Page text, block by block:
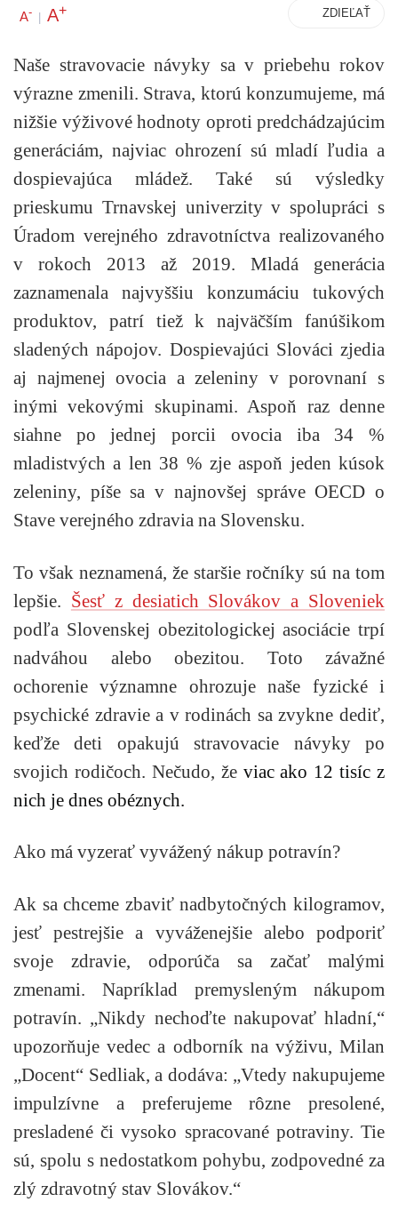
A- | A+ ZDIEĽAŤ
Naše stravovacie návyky sa v priebehu rokov
výrazne zmenili. Strava, ktorú konzumujeme, má
nižšie výživové hodnoty oproti predchádzajúcim
generáciám, najviac ohrození sú mladí ľudia a
dospievajúca mládež. Také sú výsledky
prieskumu Trnavskej univerzity v spolupráci s
Úradom verejného zdravotníctva realizovaného
v rokoch 2013 až 2019. Mladá generácia
zaznamenala najvyššiu konzumáciu tukových
produktov, patrí tiež k najväčším fanúšikom
sladených nápojov. Dospievajúci Slováci zjedia
aj najmenej ovocia a zeleniny v porovnaní s
inými vekovými skupinami. Aspoň raz denne
siahne po jednej porcii ovocia iba 34 %
mladistvých a len 38 % zje aspoň jeden kúsok
zeleniny, píše sa v najnovšej správe OECD o
Stave verejného zdravia na Slovensku.
To však neznamená, že staršie ročníky sú na tom
lepšie. Šesť z desiatich Slovákov a Sloveniek
podľa Slovenskej obezitologickej asociácie trpí
nadváhou alebo obezitou. Toto závažné
ochorenie významne ohrozuje naše fyzické i
psychické zdravie a v rodinách sa zvykne dediť,
keďže deti opakujú stravovacie návyky po
svojich rodičoch. Nečudo, že viac ako 12 tisíc z
nich je dnes obéznych.
Ako má vyzerať vyvážený nákup potravín?
Ak sa chceme zbaviť nadbytočných kilogramov,
jesť pestrejšie a vyváženejšie alebo podporiť
svoje zdravie, odporúča sa začať malými
zmenami. Napríklad premysleným nákupom
potravín. „Nikdy nechoďte nakupovať hladní,“
upozorňuje vedec a odborník na výživu, Milan
„Docent“ Sedliak, a dodáva: „Vtedy nakupujeme
impulzívne a preferujeme rôzne presolené,
presladené či vysoko spracované potraviny. Tie
sú, spolu s nedostatkom pohybu, zodpovedné za
zlý zdravotný stav Slovákov.“